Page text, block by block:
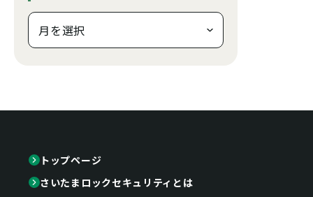
トップページ
さいたまロックセキュリティとは